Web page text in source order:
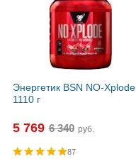
Энергетик BSN NO-Xplode
1110 г
5 769 руб.
87